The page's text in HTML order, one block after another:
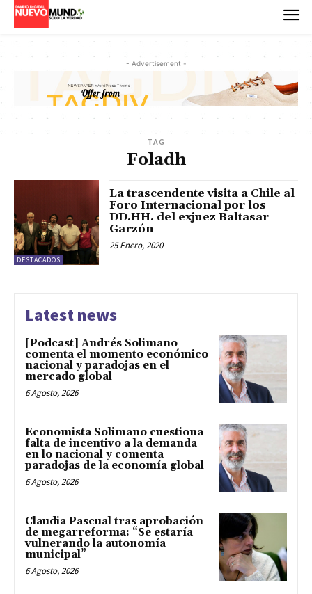
- Advertisement -
TAG
Foladh
DESTACADOS
La trascendente visita a Chile al
Foro Internacional por los
DD.HH. del exjuez Baltasar
Garzón
25 Enero, 2020
Latest news
[Podcast] Andrés Solimano
comenta el momento económico
nacional y paradojas en el
mercado global
6 Agosto, 2026
Economista Solimano cuestiona
falta de incentivo a la demanda
en lo nacional y comenta
paradojas de la economía global
6 Agosto, 2026
Claudia Pascual tras aprobación
de megarreforma: “Se estaría
vulnerando la autonomía
municipal”
6 Agosto, 2026